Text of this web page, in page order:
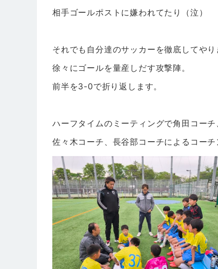
相手ゴールポストに嫌われてたり（泣）
それでも自分達のサッカーを徹底してやり
徐々にゴールを量産しだす攻撃陣。
前半を3-0で折り返します。
ハーフタイムのミーティングで角田コーチ
佐々木コーチ、長谷部コーチによるコー